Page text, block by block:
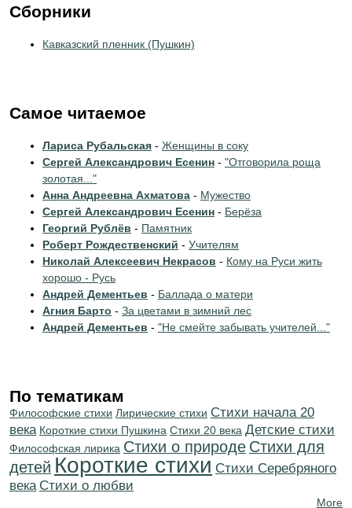
Сборники
Кавказский пленник (Пушкин)
Самое читаемое
Лариса Рубальская - Женщины в соку
Сергей Александрович Есенин - "Отговорила роща
золотая..."
Анна Андреевна Ахматова - Мужество
Сергей Александрович Есенин - Берёза
Георгий Рублёв - Памятник
Роберт Рождественский - Учителям
Николай Алексеевич Некрасов - Кому на Руси жить
хорошо - Русь
Андрей Дементьев - Баллада о матери
Агния Барто - За цветами в зимний лес
Андрей Дементьев - "Не смейте забывать учителей..."
По тематикам
Философские стихи Лирические стихи Cтихи начала 20
века Короткие стихи Пушкина Стихи 20 века Детские стихи
Философская лирика Стихи о природе Стихи для
детей Короткие стихи Cтихи Серебряного
века Стихи о любви
More